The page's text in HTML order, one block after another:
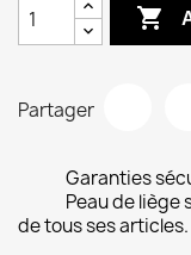

Partager
Garanties
Peau de liège
de tous ses articles.